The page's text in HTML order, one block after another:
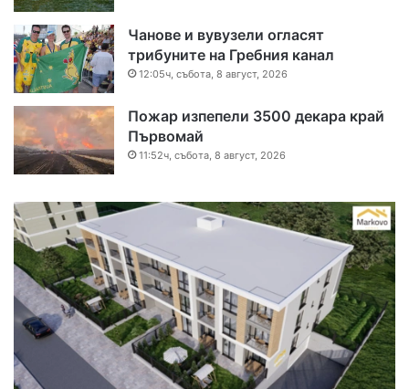
Чанове и вувузели огласят
трибуните на Гребния канал
12:05ч, събота, 8 август, 2026
Пожар изпепели 3500 декара край
Първомай
11:52ч, събота, 8 август, 2026